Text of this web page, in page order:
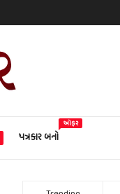
પત્રકાર બનો
ઓફર